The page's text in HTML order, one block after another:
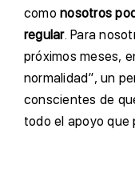
comonosotros
regular. Para
próximos meses,
normalidad”, un
conscientes de
todo el apoyo que